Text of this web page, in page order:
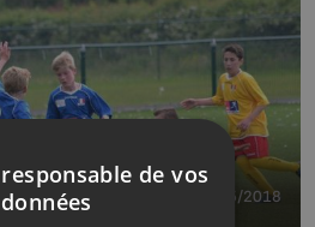
02/05/2018
de vos
données